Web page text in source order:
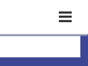
Toggle
navigation